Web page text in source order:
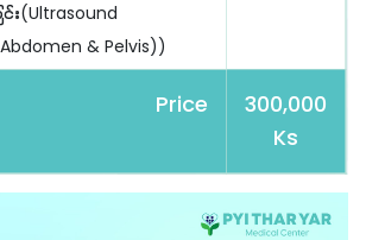
င်း(Ultrasound
& Pelvis))
Price
300,000
Ks